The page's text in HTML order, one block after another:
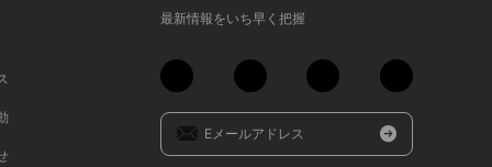
最新情報をいち早く把握